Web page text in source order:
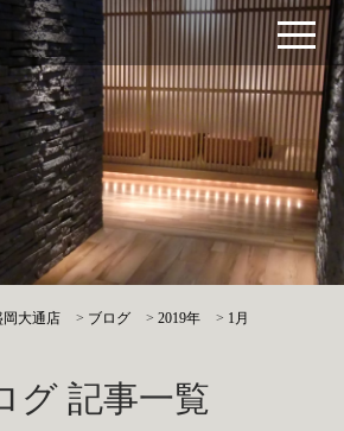
岡大通店 > ブログ >2019年 > 1月
グ 記事一覧